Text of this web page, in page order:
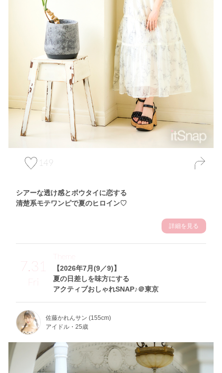
149
シアーな透け感とボウタイに恋する
清楚系モテワンピで夏のヒロイン♡
詳細を見る
7.31
Fri
【2026年7月(9／9)】
夏の日差しを味方にする
アクティブおしゃれSNAP♪＠東京
Theme
佐藤かれんサン (155cm)
アイドル・25歳